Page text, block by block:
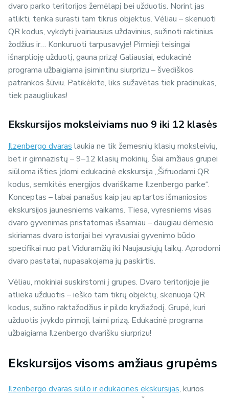
dvaro parko teritorijos žemėlapį bei užduotis. Norint jas
atlikti, tenka surasti tam tikrus objektus. Vėliau – skenuoti
QR kodus, vykdyti įvairiausius uždavinius, sužinoti raktinius
žodžius ir… Konkuruoti tarpusavyje! Pirmieji teisingai
išnarplioję užduotį, gauna prizą! Galiausiai, edukacinė
programa užbaigiama įsimintinu siurprizu – švediškos
patrankos šūviu. Patikėkite, liks sužavėtas tiek pradinukas,
tiek paaugliukas!
Ekskursijos moksleiviams nuo 9 iki 12 klasės
Ilzenbergo dvaras laukia ne tik žemesnių klasių moksleivių,
bet ir gimnazistų – 9–12 klasių mokinių. Šiai amžiaus grupei
siūloma išties įdomi edukacinė ekskursija „Šifruodami QR
kodus, semkitės energijos dvariškame Ilzenbergo parke“.
Konceptas – labai panašus kaip jau aptartos išmaniosios
ekskursijos jaunesniems vaikams. Tiesa, vyresniems visas
dvaro gyvenimas pristatomas išsamiau – daugiau dėmesio
skiriamas dvaro istorijai bei vyravusiai gyvenimo būdo
specifikai nuo pat Viduramžių iki Naujausiųjų laikų. Aprodomi
dvaro pastatai, nupasakojama jų paskirtis.
Vėliau, mokiniai suskirstomi į grupes. Dvaro teritorijoje jie
atlieka užduotis – ieško tam tikrų objektų, skenuoja QR
kodus, sužino raktažodžius ir pildo kryžiažodį. Grupė, kuri
užduotis įvykdo pirmoji, laimi prizą. Edukacinė programa
užbaigiama Ilzenbergo dvarišku siurprizu!
Ekskursijos visoms amžiaus grupėms
Ilzenbergo dvaras siūlo ir edukacines ekskursijas, kurios